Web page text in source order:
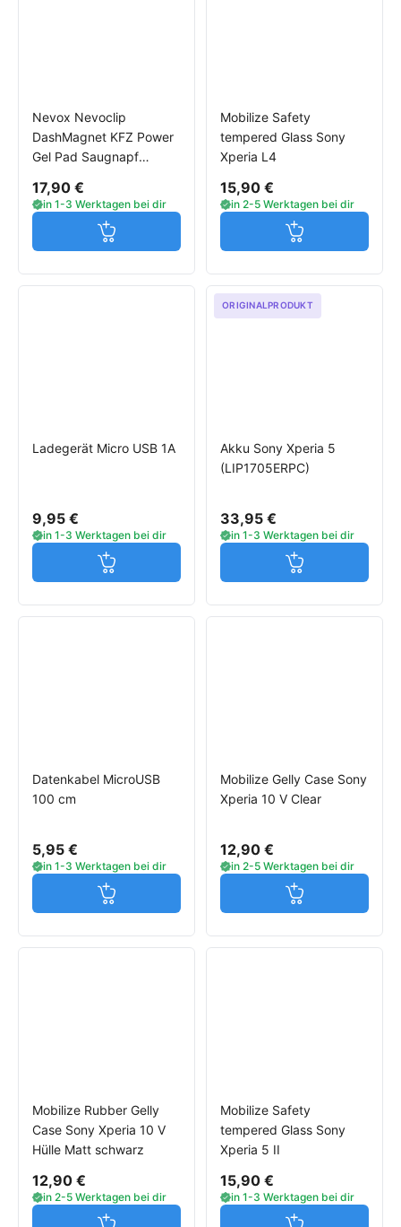
Nevox Nevoclip
DashMagnet KFZ Power
Gel Pad Saugnapf
17,90 €
in 1-3 Werktagen bei dir
Jetzt in den Warenkorb
Mobilize Safety
tempered Glass Sony
Xperia L4
15,90 €
in 2-5 Werktagen bei dir
Jetzt in den
Ladegerät Micro USB 1A
9,95 €
in 1-3 Werktagen bei dir
Jetzt in den Warenkorb
ORIGINALPRODUKT
Akku Sony Xperia 5
(LIP1705ERPC)
33,95 €
in 1-3 Werktagen bei dir
Jetzt in den
Datenkabel MicroUSB
100 cm
5,95 €
in 1-3 Werktagen bei dir
Jetzt in den Warenkorb
Mobilize Gelly Case Sony
Xperia 10 V Clear
12,90 €
in 2-5 Werktagen bei dir
Jetzt in den
Mobilize Rubber Gelly
Case Sony Xperia 10 V
Hülle Matt schwarz
12,90 €
in 2-5 Werktagen bei dir
Mobilize Safety
tempered Glass Sony
Xperia 5 II
15,90 €
in 1-3 Werktagen bei dir